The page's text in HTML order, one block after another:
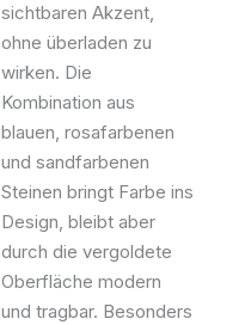
sichtbaren Akzent,
ohne überladen zu
wirken. Die
Kombination aus
blauen, rosafarbenen
und sandfarbenen
Steinen bringt Farbe ins
Design, bleibt aber
durch die vergoldete
Oberfläche modern
und tragbar. Besonders